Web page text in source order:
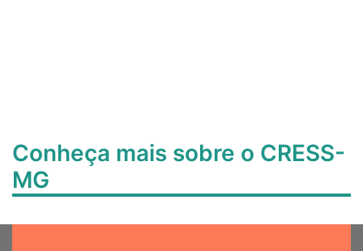
Conheça mais sobre o CRESS-
MG